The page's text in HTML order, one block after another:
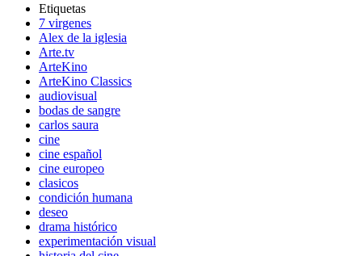
Etiquetas
7 virgenes
Alex de la iglesia
Arte.tv
ArteKino
ArteKino Classics
audiovisual
bodas de sangre
carlos saura
cine
cine español
cine europeo
clasicos
condición humana
deseo
drama histórico
experimentación visual